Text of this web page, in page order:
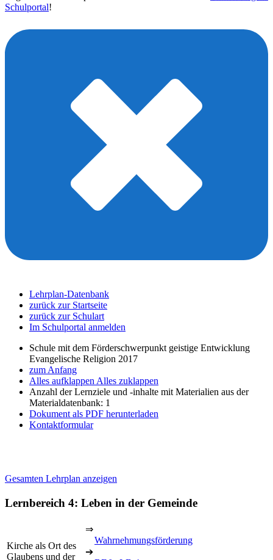
Schulportal!
Lehrplan-Datenbank
zurück zur Startseite
zurück zur Schulart
Im Schulportal anmelden
Schule mit dem Förderschwerpunkt geistige Entwicklung
Evangelische Religion 2017
zum Anfang
Alles aufklappen Alles zuklappen
Anzahl der Lernziele und -inhalte mit Materialien aus der
Materialdatenbank: 1
Dokument als PDF herunterladen
Kontaktformular
Gesamten Lehrplan anzeigen
Lernbereich 4: Leben in der Gemeinde
Kirche als Ort des
Glaubens und der
⇒
Wahrnehmungsförderung
➔